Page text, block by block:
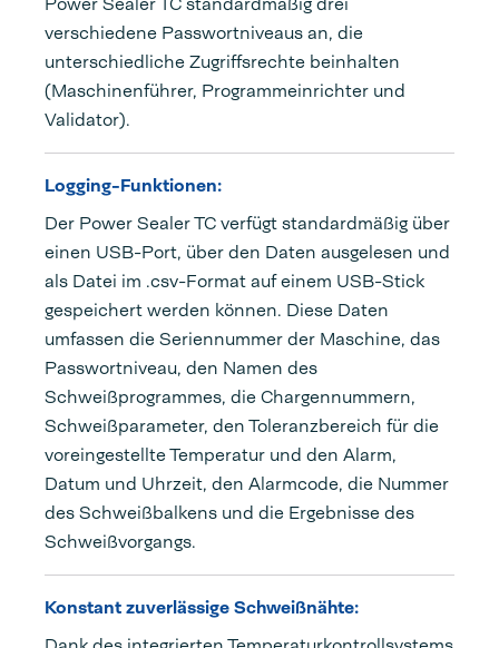
verschiedene Passwortniveaus an, die
unterschiedliche Zugriffsrechte beinhalten
(Maschinenführer, Programmeinrichter und
Validator).
Logging-Funktionen:
Der Power Sealer TC verfügt standardmäßig über
einen USB-Port, über den Daten ausgelesen und
als Datei im .csv-Format auf einem USB-Stick
gespeichert werden können. Diese Daten
umfassen die Seriennummer der Maschine, das
Passwortniveau, den Namen des
Schweißprogrammes, die Chargennummern,
Schweißparameter, den Toleranzbereich für die
voreingestellte Temperatur und den Alarm,
Datum und Uhrzeit, den Alarmcode, die Nummer
des Schweißbalkens und die Ergebnisse des
Schweißvorgangs.
Konstant zuverlässige Schweißnähte: